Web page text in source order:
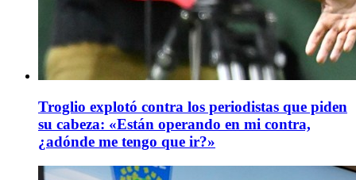
Troglio explotó contra los periodistas que piden
su cabeza: «Están operando en mi contra,
¿adónde me tengo que ir?»